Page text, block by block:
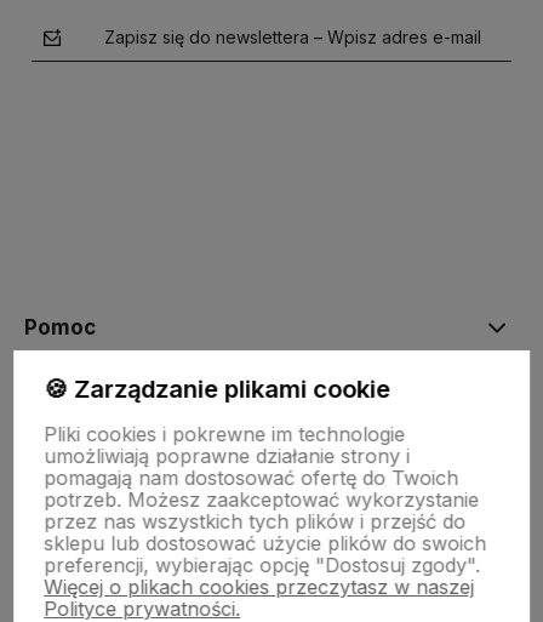
Zapisz się do newslettera – Wpisz adres e-mail
Pomoc
Moje konto
Płatności i dostawa
O nas
🍪 Zarządzanie plikami cookie
Pliki cookies i pokrewne im technologie
umożliwiają poprawne działanie strony i
pomagają nam dostosować ofertę do Twoich
potrzeb. Możesz zaakceptować wykorzystanie
przez nas wszystkich tych plików i przejść do
sklepu lub dostosować użycie plików do swoich
preferencji, wybierając opcję "Dostosuj zgody".
Więcej o plikach cookies przeczytasz w naszej
Polityce prywatności.